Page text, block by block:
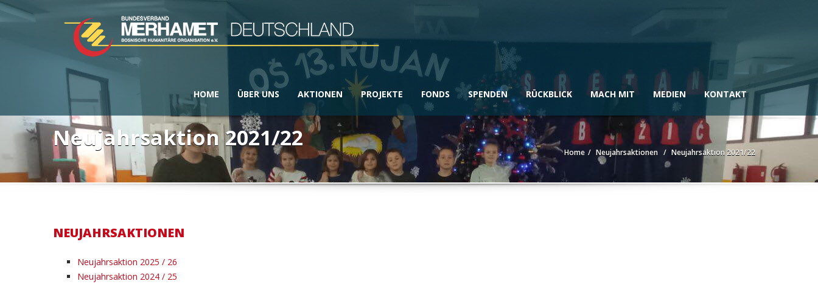
HOME ÜBER UNS AKTIONEN PROJEKTE FONDS SPENDEN RÜCKBLICK MACH MIT MEDIEN KONTAKT
Neujahrsaktion 2021/22
Home Neujahrsaktionen Neujahrsaktion 2021/22
NEUJAHRSAKTIONEN
Neujahrsaktion 2025 / 26
Neujahrsaktion 2024 / 25